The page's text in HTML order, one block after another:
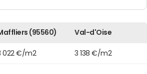
(95560) Val-d'Oise
022 €/m2 3 138 €/m2